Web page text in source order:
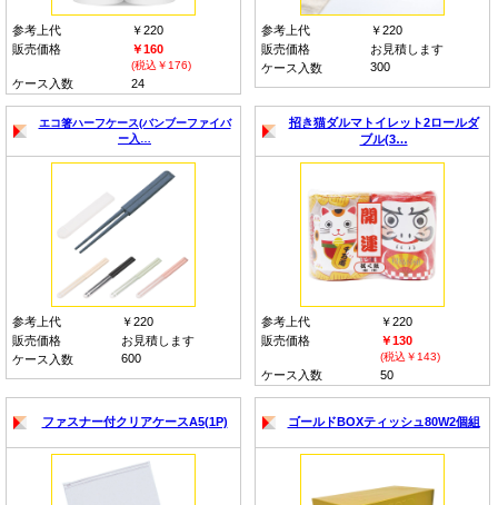
参考上代
￥220
販売価格
￥160
(税込￥176)
ケース入数 24
参考上代
￥220
販売価格
お見積します
ケース入数
300
エコ箸ハーフケース(バンブーファイバ
ー入…
参考上代
￥220
販売価格
お見積します
ケース入数
600
招き猫ダルマトイレット2ロールダ
ブル(3…
参考上代
￥220
販売価格
￥130
(税込￥143)
ケース入数 50
ファスナー付クリアケースA5(1P) ゴールドBOXティッシュ80W2個組